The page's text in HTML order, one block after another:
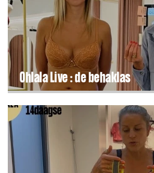
Ohlala Live : de behaklas